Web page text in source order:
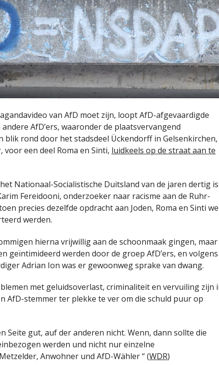
van AfD moet zijn, loopt AfD-afgevaardigde
AfD’ers, waaronder de plaatsvervangend
blik rond door het stadsdeel Ückendorff in Gelsenkirchen,
een deel Roma en Sinti, luidkeels op de straat aan te
Nationaal-Socialistische Duitsland van de jaren dertig is
Fereidooni, onderzoeker naar racisme aan de Ruhr-
precies dezelfde opdracht aan Joden, Roma en Sinti
werden.
hierna vrijwillig aan de schoonmaak gingen, maar
geïntimideerd werden door de groep AfD’ers, en volgens
Adrian Ion was er gewoonweg sprake van dwang.
met geluidsoverlast, criminaliteit en vervuiling zijn
AfD-stemmer ter plekke te ver om die schuld puur op
Seite gut, auf der anderen nicht. Wenn, dann sollte die
werden und nicht nur einzelne
Anwohner und AfD-Wähler “ (WDR)